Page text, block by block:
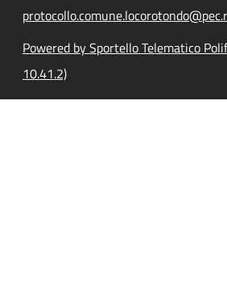
Powered by Sportello Telematico
10.41.2)